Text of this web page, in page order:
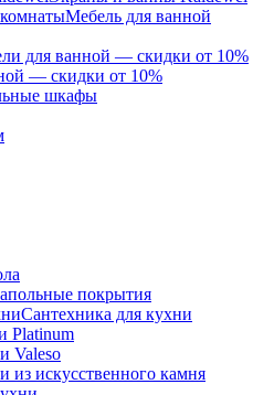
Мебель для ванной
для ванной — скидки от 10%
— скидки от 10%
шкафы
покрытия
Сантехника для кухни
Platinum
Valeso
из искусственного камня